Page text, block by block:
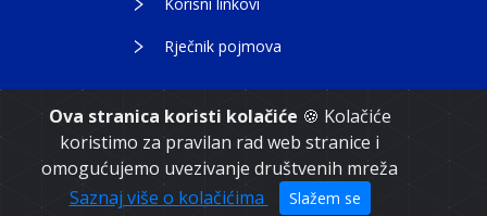
Ova stranica koristi kolačiće 🍪 Kolačiće
koristimo za pravilan rad web stranice i
omogućujemo uvezivanje društvenih mreža
Saznaj više o kolačićima
Slažem se
Rječnik pojmova
Copyright 2021. Vlada Federacije Bosne i
Hercegovine